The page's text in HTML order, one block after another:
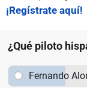
¡Regístrate aquí!
¿Qué piloto
Fernando